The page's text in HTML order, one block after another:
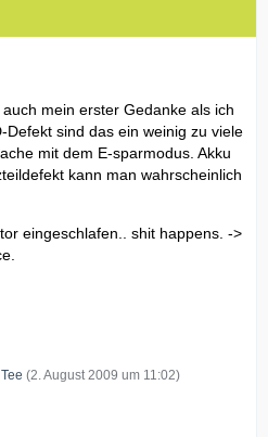
mein erster Gedanke als ich
sind das ein weinig zu viele
mit dem E-sparmodus. Akku
kann man wahrscheinlich
eingeschlafen.. shit happens. ->
(2. August 2009 um 11:02)